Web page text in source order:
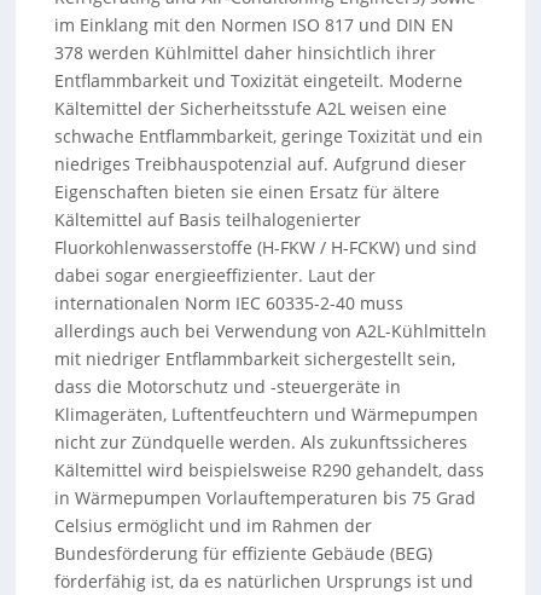
im Einklang mit den Normen ISO 817 und DIN EN
378 werden Kühlmittel daher hinsichtlich ihrer
Entflammbarkeit und Toxizität eingeteilt. Moderne
Kältemittel der Sicherheitsstufe A2L weisen eine
schwache Entflammbarkeit, geringe Toxizität und ein
niedriges Treibhauspotenzial auf. Aufgrund dieser
Eigenschaften bieten sie einen Ersatz für ältere
Kältemittel auf Basis teilhalogenierter
Fluorkohlenwasserstoffe (H-FKW / H-FCKW) und sind
dabei sogar energieeffizienter. Laut der
internationalen Norm IEC 60335-2-40 muss
allerdings auch bei Verwendung von A2L-Kühlmitteln
mit niedriger Entflammbarkeit sichergestellt sein,
dass die Motorschutz und -steuergeräte in
Klimageräten, Luftentfeuchtern und Wärmepumpen
nicht zur Zündquelle werden. Als zukunftssicheres
Kältemittel wird beispielsweise R290 gehandelt, dass
in Wärmepumpen Vorlauftemperaturen bis 75 Grad
Celsius ermöglicht und im Rahmen der
Bundesförderung für effiziente Gebäude (BEG)
förderfähig ist, da es natürlichen Ursprungs ist und